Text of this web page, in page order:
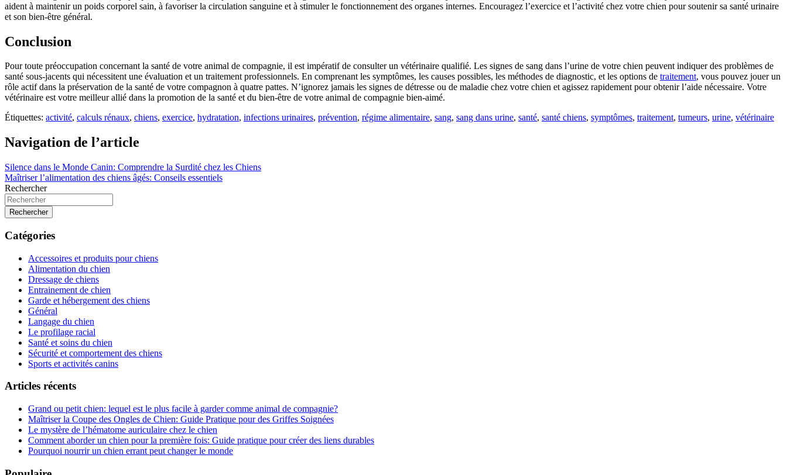
aident à maintenir un poids corporel sain, à favoriser la circulation sanguine et à stimuler le fonctionnement des organes internes. Encouragez l’exercice et l’activité chez votre chien pour soutenir sa santé urinaire
et son bien-être général.
Conclusion
Pour toute préoccupation concernant la santé de votre animal de compagnie, il est impératif de consulter un vétérinaire qualifié. Les signes de sang dans l’urine de votre chien peuvent indiquer des problèmes de
santé sous-jacents qui nécessitent une évaluation et un traitement professionnels. En comprenant les symptômes, les causes possibles, les méthodes de diagnostic, et les options de traitement, vous pouvez jouer un
rôle actif dans la préservation de la santé de votre compagnon à quatre pattes. N’ignorez jamais les signes de détresse ou de maladie chez votre chien et agissez rapidement pour obtenir l’aide nécessaire. Votre
vétérinaire est votre meilleur allié dans la promotion de la santé et du bien-être de votre animal de compagnie bien-aimé.
Étiquettes: activité, calculs rénaux, chiens, exercice, hydratation, infections urinaires, prévention, régime alimentaire, sang, sang dans urine, santé, santé chiens, symptômes, traitement, tumeurs, urine, vétérinaire
Navigation de l’article
Silence dans le Monde Canin: Comprendre la Surdité chez les Chiens
Maîtriser l’alimentation des chiens âgés: Conseils essentiels
Rechercher
Rechercher
Catégories
Accessoires et produits pour chiens
Alimentation du chien
Dressage de chiens
Entrainement de chien
Garde et hébergement des chiens
Général
Langage du chien
Le profilage racial
Santé et soins du chien
Sécurité et comportement des chiens
Sports et activités canins
Articles récents
Grand ou petit chien: lequel est le plus facile à garder comme animal de compagnie?
Maîtriser la Coupe des Ongles de Chien: Guide Pratique pour des Griffes Soignées
Le mystère de l’hématome auriculaire chez le chien
Comment aborder un chien pour la première fois: Guide pratique pour créer des liens durables
Pourquoi nourrir un chien errant peut changer le monde